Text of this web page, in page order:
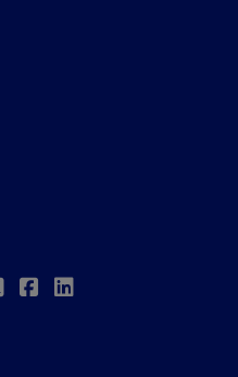
TwitterFacebook
Linkedin